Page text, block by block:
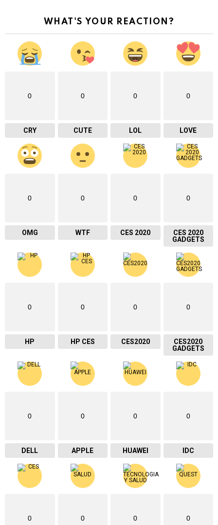
WHAT'S YOUR REACTION?
0
CRY
0
CUTE
0
LOL
0
LOVE
0
OMG
0
WTF
0
CES 2020
0
CES 2020
GADGETS
0
HP
0
HP CES
0
CES2020
0
CES2020
GADGETS
0
DELL
0
APPLE
0
HUAWEI
0
IDC
0 0 0 0